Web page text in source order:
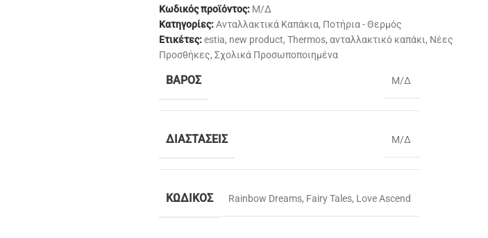
Κωδικός προϊόντος: Μ/Δ
Κατηγορίες: Ανταλλακτικά Καπάκια, Ποτήρια - Θερμός
Ετικέτες: estia, new product, Thermos, ανταλλακτικό καπάκι, Νέες
Προσθήκες, Σχολικά Προσωποποιημένα
ΒΆΡΟΣ Μ/Δ
ΔΙΑΣΤΆΣΕΙΣ Μ/Δ
ΚΩΔΙΚΌΣ Rainbow Dreams, Fairy Tales, Love Ascend